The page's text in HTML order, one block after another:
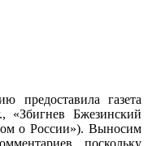
предоставила газета
«Збигнев Бжезинский
о России»). Выносим
поскольку